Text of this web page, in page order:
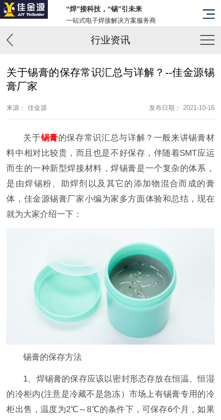
“焊”接科技，“锡”引未来
一站式电子焊接解决方案服务商
行业资讯
关于锡膏的保存常识汇总与详解？--佳金源锡
膏厂家
来源： 佳金源 发布日期： 2021-10-16
关于锡膏的保存常识汇总与详解？一般来讲锡膏材
料中相对比较贵，而且也是不好保存，伴随着SMT应运
而生的一种新型焊接材料，焊锡膏是一个复杂的体系，
是由焊锡粉、助焊剂以及其它的添加物混合而成的膏
体，佳金源锡膏厂家小编为家多方面体验和总结，现在
就为大家介绍一下：
锡膏的保存方法
1、焊锡膏的保存应该以密封形态存放在恒温、恒湿
的冷柜内(注意是冷藏不是急冻）市场上有锡膏专用的冷
柜出售，温度为2℃～8℃的条件下，可保存6个月，如果